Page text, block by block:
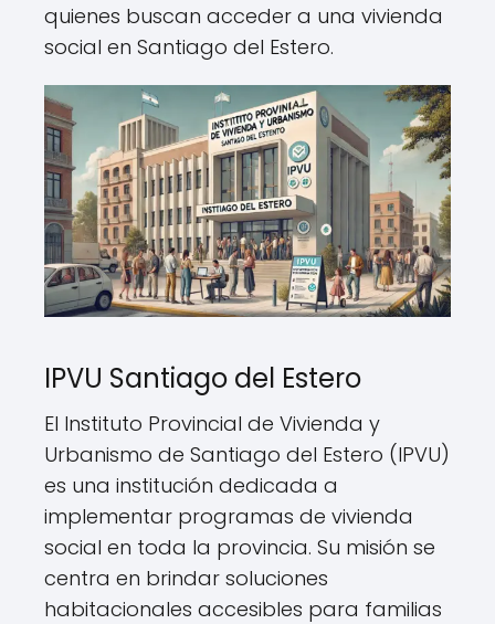
quienes buscan acceder a una vivienda
social en Santiago del Estero.
IPVU Santiago del Estero
El Instituto Provincial de Vivienda y
Urbanismo de Santiago del Estero (IPVU)
es una institución dedicada a
implementar programas de vivienda
social en toda la provincia. Su misión se
centra en brindar soluciones
habitacionales accesibles para familias